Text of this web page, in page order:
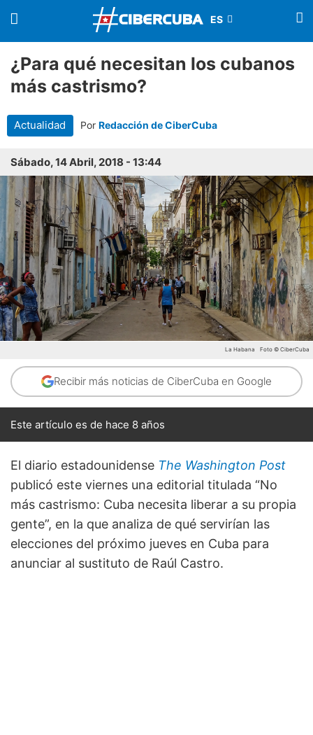
¿Para qué necesitan los cubanos
más castrismo?
Actualidad Por Redacción de CiberCuba
Sábado, 14 Abril, 2018 - 13:44
La Habana Foto © CiberCuba
Recibir más noticias de CiberCuba en Google
Este artículo es de hace 8 años
El diario estadounidense The Washington Post
publicó este viernes una editorial titulada “No
más castrismo: Cuba necesita liberar a su propia
gente”, en la que analiza de qué servirían las
elecciones del próximo jueves en Cuba para
anunciar al sustituto de Raúl Castro.